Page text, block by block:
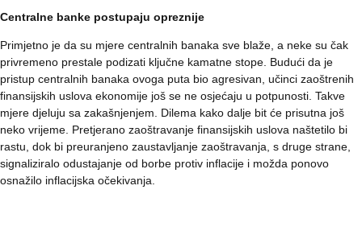
Centralne banke postupaju opreznije
Primjetno je da su mjere centralnih banaka sve blaže, a neke su čak
privremeno prestale podizati ključne kamatne stope. Budući da je
pristup centralnih banaka ovoga puta bio agresivan, učinci zaoštrenih
finansijskih uslova ekonomije još se ne osjećaju u potpunosti. Takve
mjere djeluju sa zakašnjenjem. Dilema kako dalje bit će prisutna još
neko vrijeme. Pretjerano zaoštravanje finansijskih uslova naštetilo bi
rastu, dok bi preuranjeno zaustavljanje zaoštravanja, s druge strane,
signaliziralo odustajanje od borbe protiv inflacije i možda ponovo
osnažilo inflacijska očekivanja.